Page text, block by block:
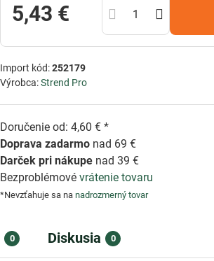
5,43 €
Import kód:252179
Výrobca:Strend Pro
Doručenie od: 4,60 € *
Doprava zadarmo nad 69 €
Darček pri nákupe nad 39 €
Bezproblémovévrátenie tovaru
*Nevzťahuje sa nanadrozmerný tovar
0 Diskusia 0